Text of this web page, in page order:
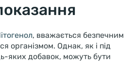
, вважається безпечним
організмом. Однак, як і під
яких добавок, можуть бути